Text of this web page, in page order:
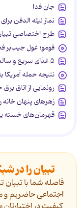
جان فدا
نماز لیله الدفن
طرح اختصاصی
فومو؛ غول جیب‌بر
۵ غذای سریع و سالم برای طبیعت‌گردی
نتیجه حمله آمریکا
رونمایی از اتاق
زهرهای پنهان خانه
قهرمان‌های خسته
تبیان را در
فاصله شما با
اجتماعی حاضریم و